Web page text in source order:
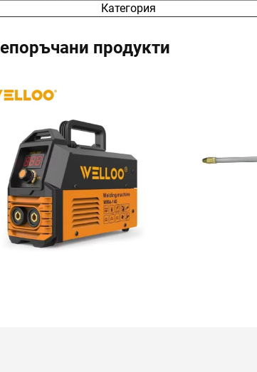
Категория
продукти